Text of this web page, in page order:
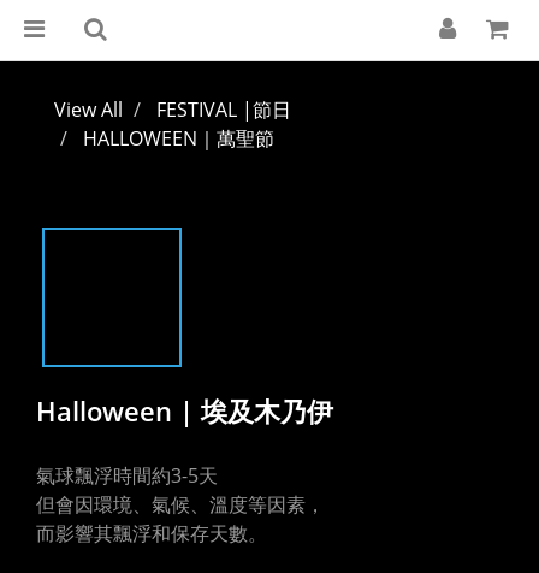
View All
FESTIVAL |節日
HALLOWEEN｜萬聖節
Halloween | 埃及木乃伊
氣球飄浮時間約3-5天
但會因環境、氣候、溫度等因素，
而影響其飄浮和保存天數。